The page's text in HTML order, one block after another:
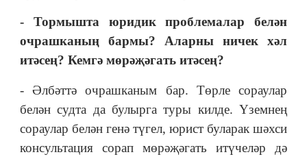
- Тормышта юридик проблемалар белән
очрашканың бармы? Аларны ничек хәл
итәсең? Кемгә мөрәҗәгать итәсең?
- Әлбәттә очрашканым бар. Төрле сораулар
белән судта да булырга туры килде. Үземнең
сораулар белән генә түгел, юрист буларак шәхси
консультация сорап мөрәҗәгать итүчеләр дә